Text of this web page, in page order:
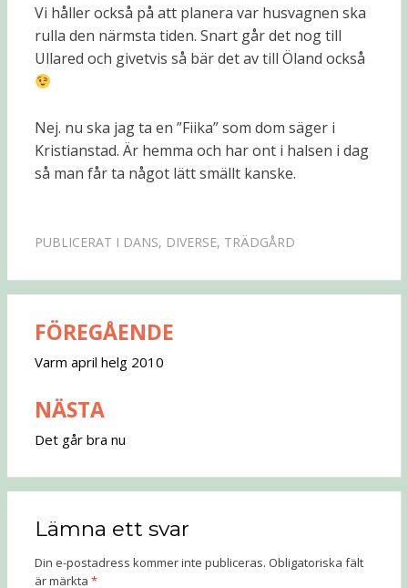
Vi håller också på att planera var husvagnen ska
rulla den närmsta tiden. Snart går det nog till
Ullared och givetvis så bär det av till Öland också
Nej. nu ska jag ta en ”Fiika” som dom säger i
Kristianstad. Är hemma och har ont i halsen i dag
så man får ta något lätt smällt kanske.
PUBLICERAT I DANS, DIVERSE, TRÄDGÅRD
Inläggsnavigering
FÖREGÅENDE
Varm april helg 2010
NÄSTA
Det går bra nu
Lämna ett svar
Din e-postadress kommer inte publiceras. Obligatoriska fält
är märkta *